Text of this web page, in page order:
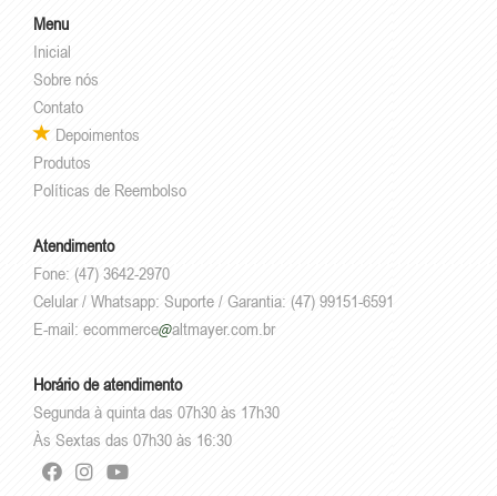
Menu
Inicial
Sobre nós
Contato
Depoimentos
Produtos
Políticas de Reembolso
Atendimento
Fone: (47) 3642-2970
Celular / Whatsapp: Suporte / Garantia: (47) 99151-6591
E-mail: ecommerce altmayer.com.br
Horário de atendimento
Segunda à quinta das 07h30 às 17h30
Às Sextas das 07h30 às 16:30